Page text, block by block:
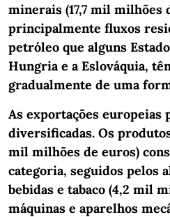
minerais (17,7 mil milhões
principalmente fluxos
petróleo que alguns
Hungria e a Eslováquia,
gradualmente de uma
As exportações europeias
diversificadas. Os
mil milhões de euros)
categoria, seguidos pelos
bebidas e tabaco (4,2 mil
máquinas e aparelhos